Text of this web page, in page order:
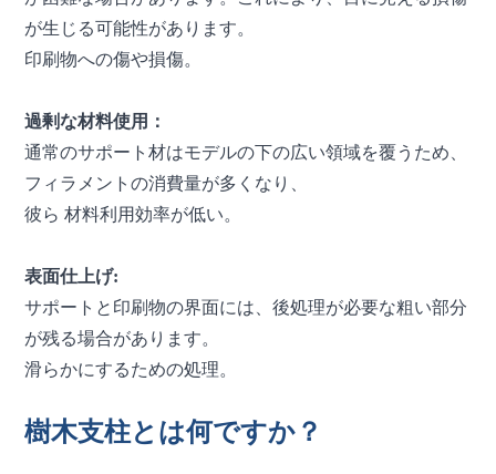
が生じる可能性があります。
印刷物への傷や損傷。
過剰な材料使用：
通常のサポート材はモデルの下の広い領域を覆うため、
フィラメントの消費量が多くなり、
彼ら材料利用効率が低い。
表面仕上げ:
サポートと印刷物の界面には、後処理が必要な粗い部分
が残る場合があります。
滑らかにするための処理。
樹木支柱とは何ですか？